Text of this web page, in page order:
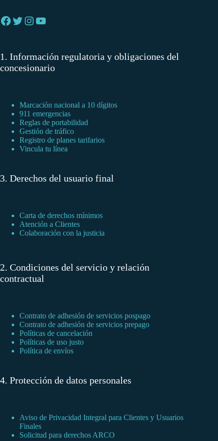
Facebook
Twitter
Instagram
YouTube
1. Información regulatoria y obligaciones del
concesionario
Marcación nacional a 10 dígitos
911 emergencias
Reglas de portabilidad
Gestión de tráfico
Registro de planes tarifarios
Vincula tu línea
3. Derechos del usuario final
Carta de derechos mínimos
Atención a Clientes
Colaboración con la justicia
2. Condiciones del servicio y relación
contractual
Contrato de adhesión de servicios pospago
Contrato de adhesión de servicios prepago
Políticas de cancelación
Políticas de uso justo
Política de envíos
4. Protección de datos personales
Aviso de Privacidad Integral para Clientes y Usuarios
Finales
Solicitud para derechos ARCO